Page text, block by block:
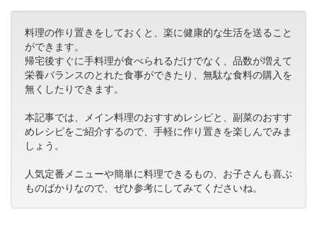
料理の作り置きをしておくと、楽に健康的な生活を送ること
ができます。
帰宅後すぐに手料理が食べられるだけでなく、品数が増えて
栄養バランスのとれた食事ができたり、無駄な食料の購入を
無くしたりできます。
本記事では、メイン料理のおすすめレシピと、副菜のおすす
めレシピをご紹介するので、手軽に作り置きを楽しんでみま
しょう。
人気定番メニューや簡単に料理できるもの、お子さんも喜ぶ
ものばかりなので、ぜひ参考にしてみてくださいね。